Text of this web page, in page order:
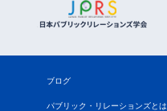
ブログ
パブリック・リレーションズとは